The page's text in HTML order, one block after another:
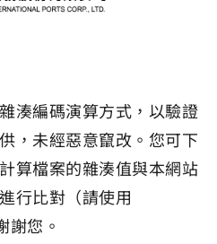
湊編碼演算方式，以驗證
，未經惡意竄改。您可下
算檔案的雜湊值與本網站
行比對（請使用
謝您。